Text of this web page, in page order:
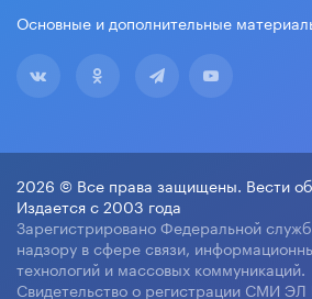
Основные и дополнительные
2026 © Все права защищены. Вести
Издается с 2003 года
Зарегистрировано Федеральной
надзору в сфере связи,
технологий и массовых коммуникаций.
Свидетельство о регистрации СМИ